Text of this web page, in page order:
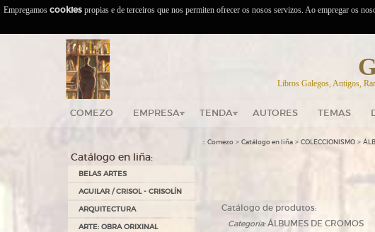
Libros Galegos, Antigos,
COMEZO EMPRESA TENDA AUTORES TEMAS
Catálogo en liña:
BELAS ARTES
AGUILAR / CRISOL - CRISOLÍN
ARQUITECTURA
ARTE: OBRA ORIXINAL
:: Comezo > Catálogo en liña > COLECCIONISMO >
Catálogo de produtos:
Categoría:ÁLBUMES DE CROMOS
Empregamos cookies propias e de terceiros que nos permiten ofrecer os nosos servizos. Ao empregar os